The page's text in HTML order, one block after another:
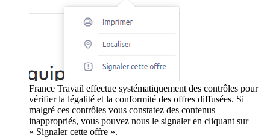
France Travail effectue systématiquement des contrôles pour
vérifier la légalité et la conformité des offres diffusées. Si
malgré ces contrôles vous constatez des contenus
inappropriés, vous pouvez nous le signaler en cliquant sur
« Signaler cette offre ».